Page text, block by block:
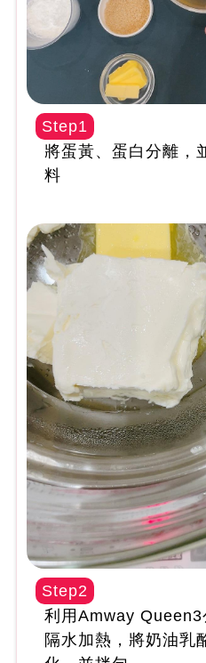
Step1
將蛋黃、蛋白分離，
料
Step2
利用Amway Queen3
隔水加熱，將奶油乳